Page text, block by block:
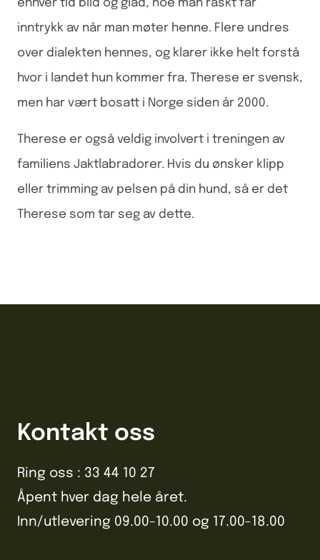
enhver tid blid og glad, noe man raskt får
inntrykk av når man møter henne. Flere undres
over dialekten hennes, og klarer ikke helt forstå
hvor i landet hun kommer fra. Therese er svensk,
men har vært bosatt i Norge siden år 2000.
Therese er også veldig involvert i treningen av
familiens Jaktlabradorer. Hvis du ønsker klipp
eller trimming av pelsen på din hund, så er det
Therese som tar seg av dette.
Kontakt oss
Ring oss : 33 44 10 27
Åpent hver dag hele året.
Inn/utlevering 09.00-10.00 og 17.00-18.00